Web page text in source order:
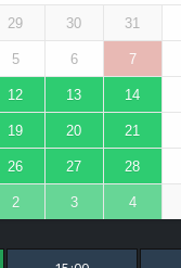
29 30 31
5 6 7
12 13 14
19 20 21
26 27 28
2 3 4